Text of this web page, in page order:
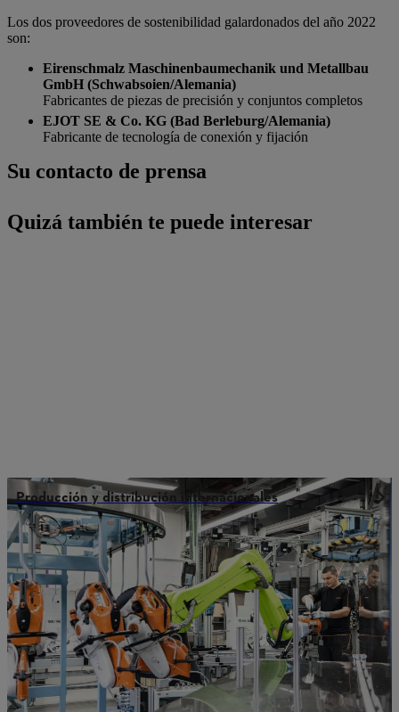
Los dos proveedores de sostenibilidad galardonados del año 2022
son:
Eirenschmalz Maschinenbaumechanik und Metallbau
GmbH (Schwabsoien/Alemania)
Fabricantes de piezas de precisión y conjuntos completos
EJOT SE & Co. KG (Bad Berleburg/Alemania)
Fabricante de tecnología de conexión y fijación
Su contacto de prensa
Quizá también te puede interesar
Producción y distribución internacionales